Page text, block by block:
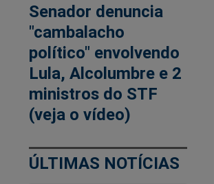
Senador denuncia
"cambalacho
político" envolvendo
Lula, Alcolumbre e 2
ministros do STF
(veja o vídeo)
ÚLTIMAS NOTÍCIAS